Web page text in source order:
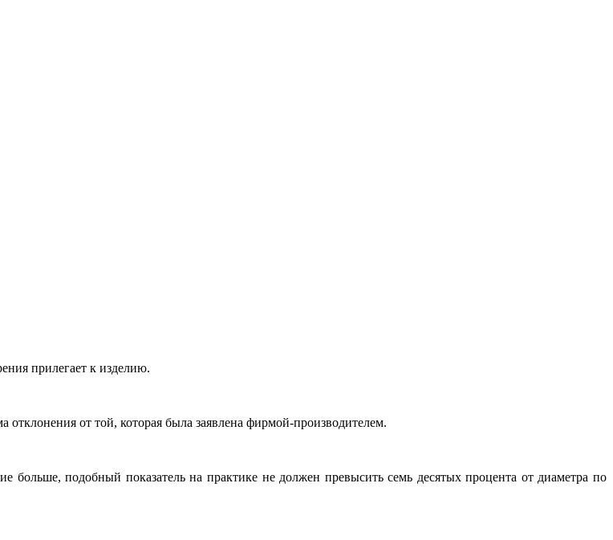
прилегает к изделию.
от той, которая была заявлена фирмой-производителем.
подобный показатель на практике не должен превысить семь десятых процента от диаметра по